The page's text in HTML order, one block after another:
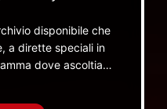
disponibile che
a dirette speciali in
dove ascoltiamo